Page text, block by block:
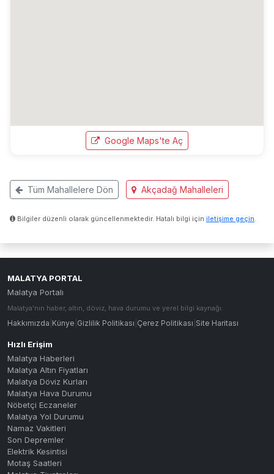
Google Maps'te Aç
Tüm Mahallelere Dön Akçadağ Mahalleleri
Bilgiler düzenli olarak güncellenmektedir. Hatalı bilgi için iletişime geçin
MALATYA PORTAL
Malatya Portalı
Malatya'nın haber, altın, döviz, hava durumu ve yerel bilgi kaynağı.
Hakkımızda Künye Gizlilik Politikası Çerez Politikası Site Haritası
Hızlı Erişim
Malatya Haberleri
Malatya Altın Fiyatları
Malatya Döviz Kurları
Malatya Hava Durumu
Nöbetçi Eczaneler
Malatya Yol Durumu
Namaz Vakitleri
Son Depremler
Elektrik Kesintisi
Motaş Saatleri